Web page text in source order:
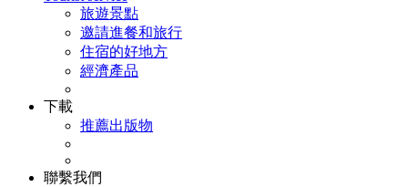
旅遊景點
邀請進餐和旅行
住宿的好地方
經濟產品
下載
推薦出版物
聯繫我們